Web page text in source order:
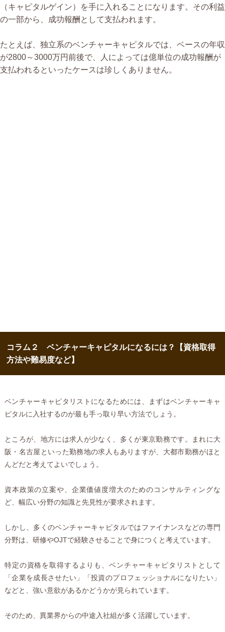
（キャピタルゲイン）を手に入れることになります。その利益
の一部から、成功報酬として支払われます。
たとえば、独立系のベンチャーキャピタルでは、ベースの年収
が2800～3000万円前後で、人によっては億単位の成功報酬が
支払われるといったケースは珍しくありません。
コラム２ ベンチャーキャピタルになるには？【資格取得
方法や難易度など】
ベンチャーキャピタリストになるためには、まずはベンチャーキャ
ピタルに入社するのが最も手っ取り早い方法でしょう。
ところが、地方には求人が少なく、多くが東京勤務です。まれに大
阪・名古屋といった勤務地の求人もありますが、大都市勤務がほと
んどだと考えてよいでしょう。
資本政策の立案や、企業価値度増大のためのコンサルティングな
ど、幅広い分野の知識と先見性が要求されます。
しかし、多くのベンチャーキャピタルではファイナンスなどの専門
分野は、研修やOJTで経験させることで身につくと考えています。
特定の資格を取得するよりも、ベンチャーキャピタリストとして
「企業を成長させたい」「投資のプロフェッショナルになりたい」
などと、強い意欲があるかどうかが見られています。
そのため、異業界からの中途入社組が多く活躍しています。